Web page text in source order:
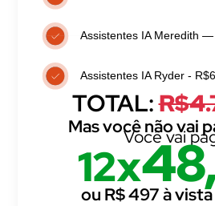
Assistentes IA Meredith —
Assistentes IA Ryder -
TOTAL:
Mas você não vai
Você vai
12x
ou R$ 497 à vista